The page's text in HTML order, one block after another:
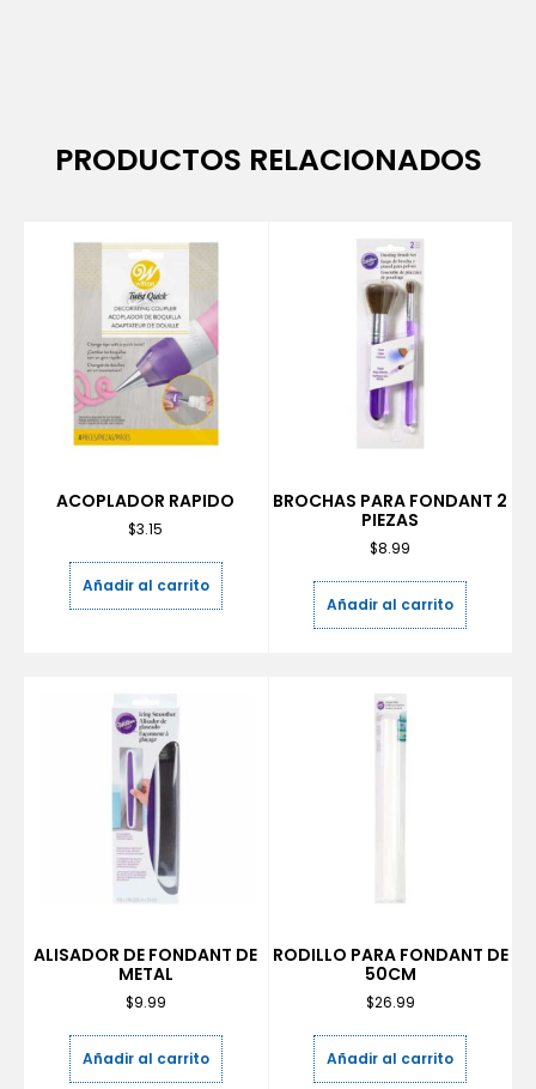
PRODUCTOS RELACIONADOS
ACOPLADOR RAPIDO
$3.15
Añadir al carrito
BROCHAS PARA FONDANT 2
PIEZAS
$8.99
Añadir al carrito
ALISADOR DE FONDANT DE
METAL
$9.99
Añadir al carrito
RODILLO PARA FONDANT DE
50CM
$26.99
Añadir al carrito